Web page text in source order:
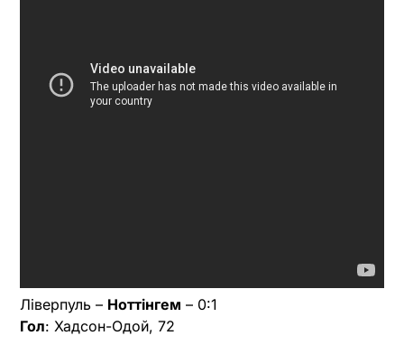
Ліверпуль – Ноттінгем – 0:1
Гол: Хадсон-Одой, 72